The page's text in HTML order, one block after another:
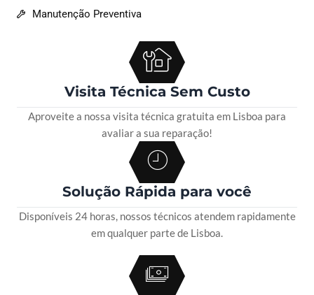
Manutenção Preventiva
Visita Técnica Sem Custo
Aproveite a nossa visita técnica gratuita em Lisboa para
avaliar a sua reparação!
Solução Rápida para você
Disponíveis 24 horas, nossos técnicos atendem rapidamente
em qualquer parte de Lisboa.